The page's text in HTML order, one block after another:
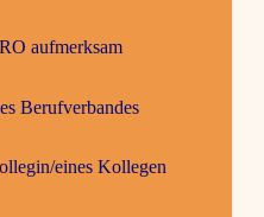
aufmerksam
Beruf­ver­bandes
eines Kollegen